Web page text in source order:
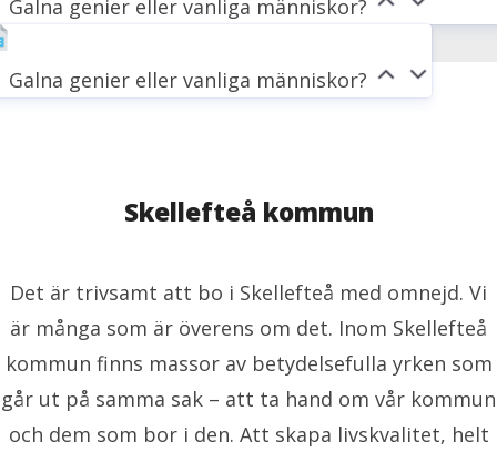
Galna genier eller vanliga människor?
Galna genier eller vanliga människor?
Skellefteå kommun
Det är trivsamt att bo i Skellefteå med omnejd. Vi
är många som är överens om det. Inom Skellefteå
kommun finns massor av betydelsefulla yrken som
går ut på samma sak – att ta hand om vår kommun
och dem som bor i den. Att skapa livskvalitet, helt